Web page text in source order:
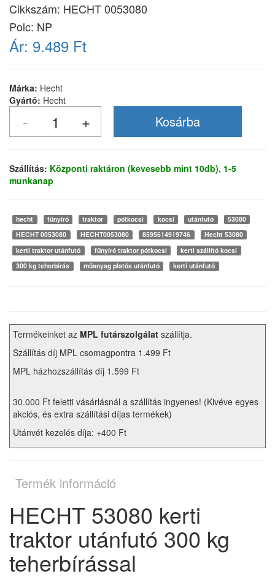
Cikkszám: HECHT 0053080
Polc: NP
Ár: 9.489 Ft
Márka: Hecht
Gyártó: Hecht
Szállítás: Központi raktáron (kevesebb mint 10db), 1-5
munkanap
hecht fűnyíró traktor pótkocsi kocsi utánfutó
53080
HECHT 0053080
HECHT0053080 8595614919746
Hecht 53080
kerti traktor utánfutó
fűnyíró traktor pótkocsi
kerti szállító kocsi
300 kg teherbírás
műanyag platós utánfutó kerti utánfutó
Termékeinket az MPL futárszolgálat szállítja.
Szállítás díj MPL csomagpontra 1.499 Ft
MPL házhozszállítás díj 1.599 Ft
30.000 Ft feletti vásárlásnál a szállítás ingyenes! (Kivéve egyes
akciós, és extra szállítási díjas termékek)
Utánvét kezelés díja: +400 Ft
Termék információ
HECHT 53080 kerti
traktor utánfutó 300 kg
teherbírással